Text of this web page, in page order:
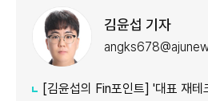
김윤섭 기자
[김윤섭의 Fin포인트] '대표 재테크 통장'